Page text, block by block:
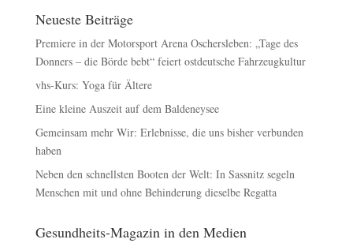
Neueste Beiträge
Premiere in der Motorsport Arena Oschersleben: „Tage des
Donners – die Börde bebt“ feiert ostdeutsche Fahrzeugkultur
vhs-Kurs: Yoga für Ältere
Eine kleine Auszeit auf dem Baldeneysee
Gemeinsam mehr Wir: Erlebnisse, die uns bisher verbunden
haben
Neben den schnellsten Booten der Welt: In Sassnitz segeln
Menschen mit und ohne Behinderung dieselbe Regatta
Gesundheits-Magazin in den Medien